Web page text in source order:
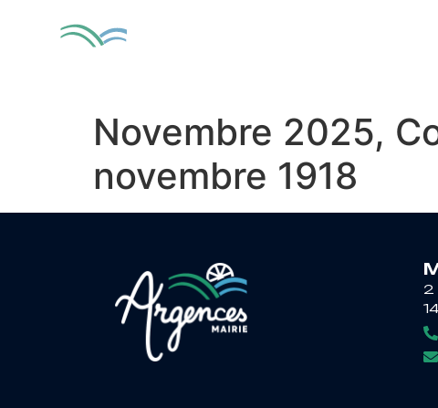
Novembre 2025,
novembre 1918
2